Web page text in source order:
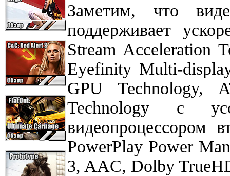
Заметим, что
поддерживает
Stream Acceleration
Eyefinity Multi-
GPU
Technology c
видеопроцессором
PowerPlay Power
3, AAC, Dolby